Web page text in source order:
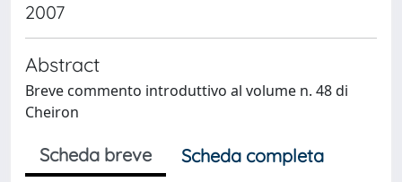
2007
Abstract
Breve commento introduttivo al volume n. 48 di
Cheiron
Scheda breve
Scheda completa